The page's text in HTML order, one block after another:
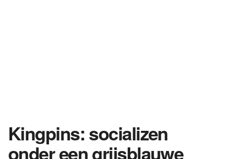
Kingpins: socializen
onder een grijsblauwe